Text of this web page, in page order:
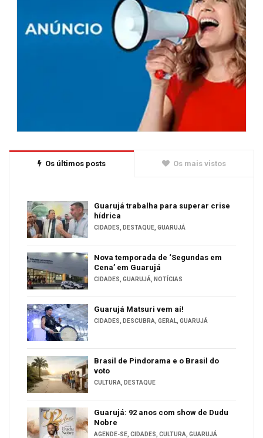
Os últimos posts Os mais vistos
Guarujá trabalha para superar crise
hídrica
CIDADES DESTAQUE GUARUJÁ
Nova temporada de ‘Segundas em
Cena’ em Guarujá
CIDADES GUARUJÁ NOTÍCIAS
Guarujá Matsuri vem aí!
CIDADES DESCUBRA GERAL GUARUJÁ
Brasil de Pindorama e o Brasil do
voto
CULTURA DESTAQUE
Guarujá: 92 anos com show de Dudu
Nobre
AGENDE-SE CIDADES CULTURA GUARUJÁ